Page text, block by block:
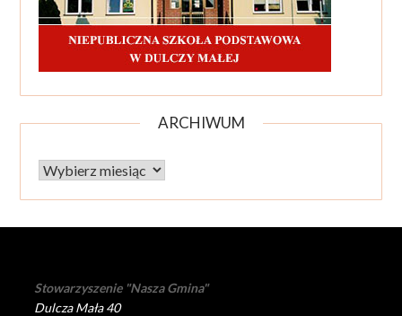
ARCHIWUM
Archiwum
Stowarzyszenie "Nasza Gmina"
Dulcza Mała 40